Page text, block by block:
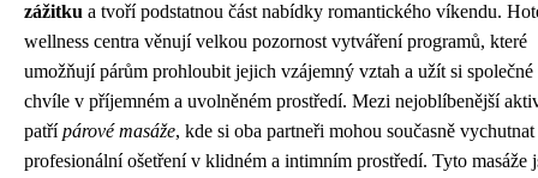
zážitku a tvoří podstatnou část nabídky romantického víkendu.
wellness centra věnují velkou pozornost vytváření programů, které
umožňují párům prohloubit jejich vzájemný vztah a užít si společné
chvíle v příjemném a uvolněném prostředí. Mezi nejoblíbenější
patřípárové masáže, kde si oba partneři mohou současně vychutnat
profesionální ošetření v klidném a intimním prostředí. Tyto masáže